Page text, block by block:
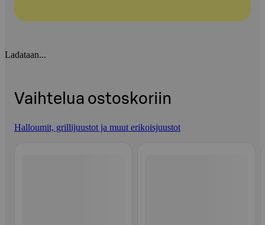
Ladataan...
Vaihtelua ostoskoriin
Halloumit, grillijuustot ja muut erikoisjuustot